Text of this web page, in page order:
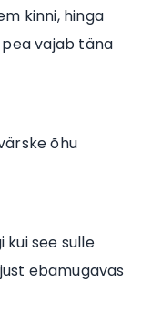
kinni, hinga
vajab täna
õhu
kui see sulle
ebamugavas